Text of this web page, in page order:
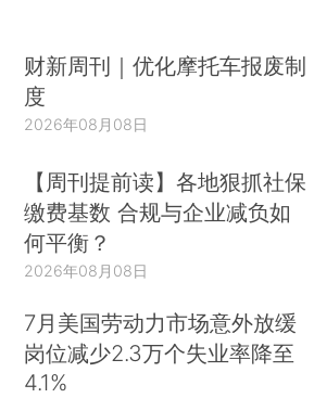
财新周刊｜优化摩托车报废制
度
2026年08月08日
【周刊提前读】各地狠抓社保
缴费基数 合规与企业减负如
何平衡？
2026年08月08日
7月美国劳动力市场意外放缓
岗位减少2.3万个失业率降至
4.1%